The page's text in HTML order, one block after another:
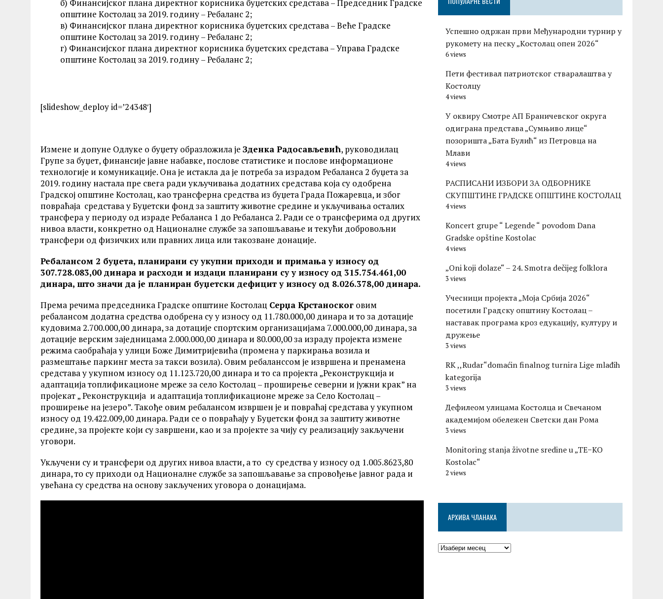
б) Финансијског плана директног корисника буџетских средстава – Председник Градске
општине Kостолац за 2019. годину – Ребаланс 2;
в) Финансијског плана директног корисника буџетских средстава – Веће Градске
општине Kостолац за 2019. годину – Ребаланс 2;
г) Финансијског плана директног корисника буџетских средстава – Управа Градске
општине Kостолац за 2019. годину – Ребаланс 2;
[slideshow_deploy id=’24348′]
Измене и допуне Одлуке о буџету образложила је Зденка Радосављевић, руководилац
Групе за буџет, финансије јавне набавке, послове статистике и послове информационе
технологије и комуникације. Она је истакла да је потреба за израдом Ребаланса 2 буџета за
2019. годину настала пре свега ради укључивања додатних средстава која су одобрена
Градској општине Костолац, као трансферна средства из буџета Града Пожаревца, и због
повраћаја средстава у Буџетски фонд за заштиту животне средине и укључивања осталих
трансфера у периоду од израде Ребаланса 1 до Ребаланса 2. Ради се о трансферима од других
нивоа власти, конкретно од Националне службе за запошљавање и текући добровољни
трансфери од физичких или правних лица или такозване донације.
Ребалансом 2 буџета, планирани су укупни приходи и примања у износу од
307.728.083,00 динара и расходи и издаци планирани су у износу од 315.754.461,00
динара, што значи да је планиран буџетски дефицит у износу од 8.026.378,00 динара.
Према речима председника Градске општине Костолац Серџа Крстаноског овим
ребалансом додатна средства одобрена су у износу од 11.780.000,00 динара и то за дотације
кудовима 2.700.000,00 динара, за дотације спортским организацијама 7.000.000,00 динара, за
дотације верским заједницама 2.000.000,00 динара и 80.000,00 за израду пројекта измене
режима саобраћаја у улици Боже Димитријевића (промена у паркирања возила и
размештање паркинг места за такси возила). Овим ребаланссом је извршена и пренамена
средстава у укупном износу од 11.123.720,00 динара и то са пројекта „Реконструкција и
адаптација топлификационе мреже за село Костолац – проширење северни и јужни крак” на
пројекат „ Реконструкција и адаптација топлификационе мреже за Село Костолац –
проширење на језеро”. Такође овим ребалансом извршен је и повраћај средстава у укупном
износу од 19.422.009,00 динара. Ради се о повраћају у Буџетски фонд за заштиту животне
средине, за пројекте који су завршени, као и за пројекте за чију су реализацију закључени
уговори.
Укључени су и трансфери од других нивоа власти, а то су средства у износу од 1.005.8623,80
динара, то су приходи од Националне службе за запошљавање за спровођење јавног рада и
увећана су средства на основу закључених уговора о донацијама.
Успешно одржан први Међународни турнир у
рукомету на песку „Костолац опен 2026“
6 views
Пети фестивал патриотског стваралаштва у
Костолцу
4 views
У оквиру Смотре АП Браничевског округа
одиграна представа „Сумњиво лице“
позоришта „Бата Булић“ из Петровца на
Млави
4 views
РАСПИСАНИ ИЗБОРИ ЗА ОДБОРНИКЕ
СКУПШТИНЕ ГРАДСКЕ ОПШТИНЕ КОСТОЛАЦ
4 views
Koncert grupe “ Legende “ povodom Dana
Gradske opštine Kostolac
4 views
„Oni koji dolaze“ – 24. Smotra dečijeg folklora
3 views
Учесници пројекта „Моја Србија 2026“
посетили Градску општину Костолац –
наставак програма кроз едукацију, културу и
дружење
3 views
RK ,,Rudar“domaćin finalnog turnira Lige mlađih
kategorija
3 views
Дефилеом улицама Костолца и Свечаном
академијом обележен Светски дан Рома
3 views
Monitoring stanja životne sredine u „TE−KO
Kostolac“
2 views
АРХИВА ЧЛАНАКА